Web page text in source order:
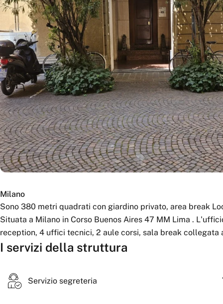
Milano
Sono 380 metri quadrati con giardino privato, area break
Situata a Milano in Corso Buenos Aires 47 MM Lima .
reception, 4 uffici tecnici, 2 aule corsi, sala break collegata
I servizi della struttura
Servizio segreteria